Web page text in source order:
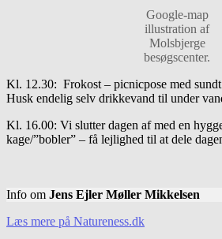
Google-map
illustration af
Molsbjerge
besøgscenter.
Kl. 12.30: Frokost – picnicpose med
Husk endelig selv drikkevand til under
Kl. 16.00: Vi slutter dagen af med en
kage/”bobler” – få lejlighed til at dele
Info om Jens Ejler Møller Mikkelsen
Læs mere på Natureness.dk